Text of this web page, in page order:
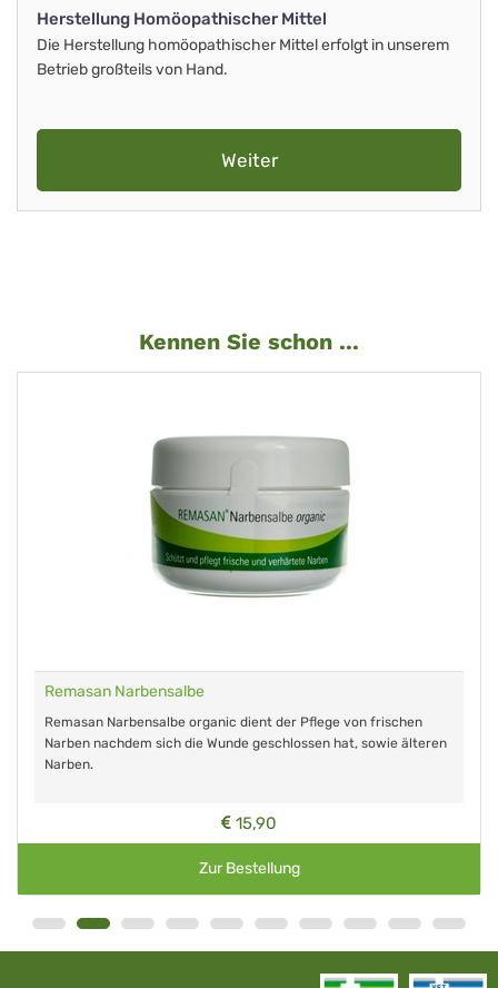
Herstellung Homöopathischer Mittel
Die Herstellung homöopathischer Mittel erfolgt in unserem
Betrieb großteils von Hand.
Weiter
Kennen Sie schon ...
Remasan Narbensalbe
Remasan Narbensalbe organic dient der Pflege von frischen
Narben nachdem sich die Wunde geschlossen hat, sowie älteren
Narben.
15,90
Zur Bestellung